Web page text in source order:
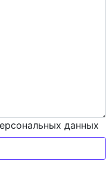
данных